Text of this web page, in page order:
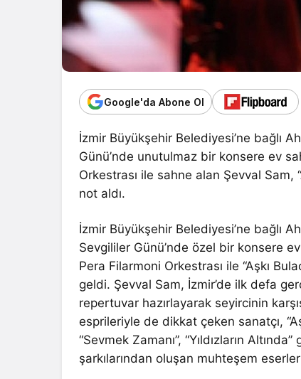
Google'da Abone Ol
İzmir Büyükşehir Belediyesi’ne bağlı
Günü’nde unutulmaz bir konsere ev
Orkestrası ile sahne alan Şevval Sam,
not aldı.
İzmir Büyükşehir Belediyesi’ne bağlı
Sevgililer Günü’nde özel bir konsere
Pera Filarmoni Orkestrası ile “Aşkı
geldi. Şevval Sam, İzmir’de ilk defa
repertuvar hazırlayarak seyircinin
esprileriyle de dikkat çeken sanatçı,
“Sevmek Zamanı”, “Yıldızların
şarkılarından oluşan muhteşem